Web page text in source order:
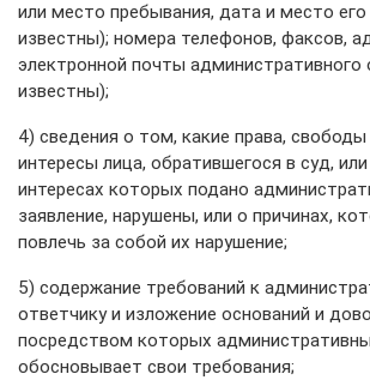
или место пребывания, дата и место
известны); номера телефонов, факсов,
электронной почты административного
известны);
4) сведения о том, какие права,
интересы лица, обратившегося в суд,
интересах которых подано
заявление, нарушены, или о причинах,
повлечь за собой их нарушение;
5) содержание требований к
ответчику и изложение оснований и
посредством которых
обосновывает свои требования;